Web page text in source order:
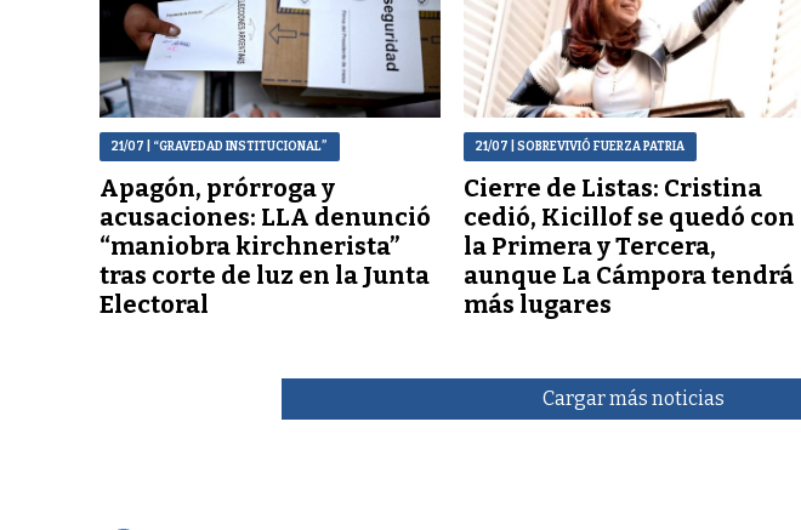
21/07 | “GRAVEDAD INSTITUCIONAL”
Apagón, prórroga y
acusaciones: LLA denunció
“maniobra kirchnerista”
tras corte de luz en la Junta
Electoral
21/07 | SOBREVIVIÓ FUERZA PATRIA
Cierre de Listas: Cristina
cedió, Kicillof se quedó con
la Primera y Tercera,
aunque La Cámpora tendrá
más lugares
Cargar más noticias